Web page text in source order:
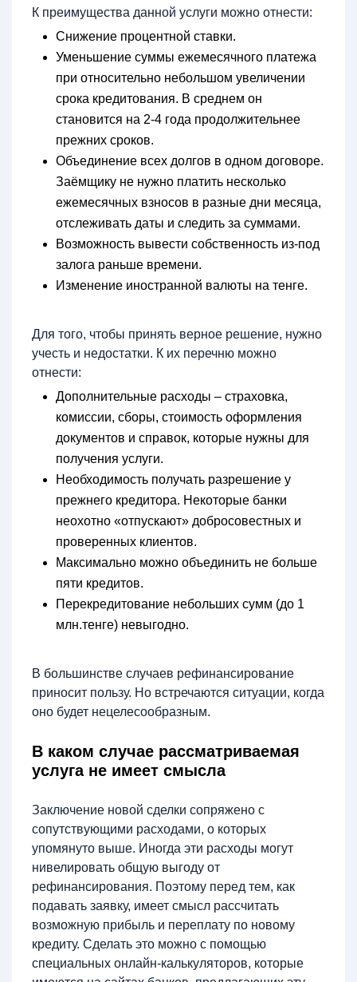
К преимущества данной услуги можно отнести:
Снижение процентной ставки.
Уменьшение суммы ежемесячного платежа
при относительно небольшом увеличении
срока кредитования. В среднем он
становится на 2-4 года продолжительнее
прежних сроков.
Объединение всех долгов в одном договоре.
Заёмщику не нужно платить несколько
ежемесячных взносов в разные дни месяца,
отслеживать даты и следить за суммами.
Возможность вывести собственность из-под
залога раньше времени.
Изменение иностранной валюты на тенге.
Для того, чтобы принять верное решение, нужно
учесть и недостатки. К их перечню можно
отнести:
Дополнительные расходы – страховка,
комиссии, сборы, стоимость оформления
документов и справок, которые нужны для
получения услуги.
Необходимость получать разрешение у
прежнего кредитора. Некоторые банки
неохотно «отпускают» добросовестных и
проверенных клиентов.
Максимально можно объединить не больше
пяти кредитов.
Перекредитование небольших сумм (до 1
млн.тенге) невыгодно.
В большинстве случаев рефинансирование
приносит пользу. Но встречаются ситуации, когда
оно будет нецелесообразным.
В каком случае рассматриваемая
услуга не имеет смысла
Заключение новой сделки сопряжено с
сопутствующими расходами, о которых
упомянуто выше. Иногда эти расходы могут
нивелировать общую выгоду от
рефинансирования. Поэтому перед тем, как
подавать заявку, имеет смысл рассчитать
возможную прибыль и переплату по новому
кредиту. Сделать это можно с помощью
специальных онлайн-калькуляторов, которые